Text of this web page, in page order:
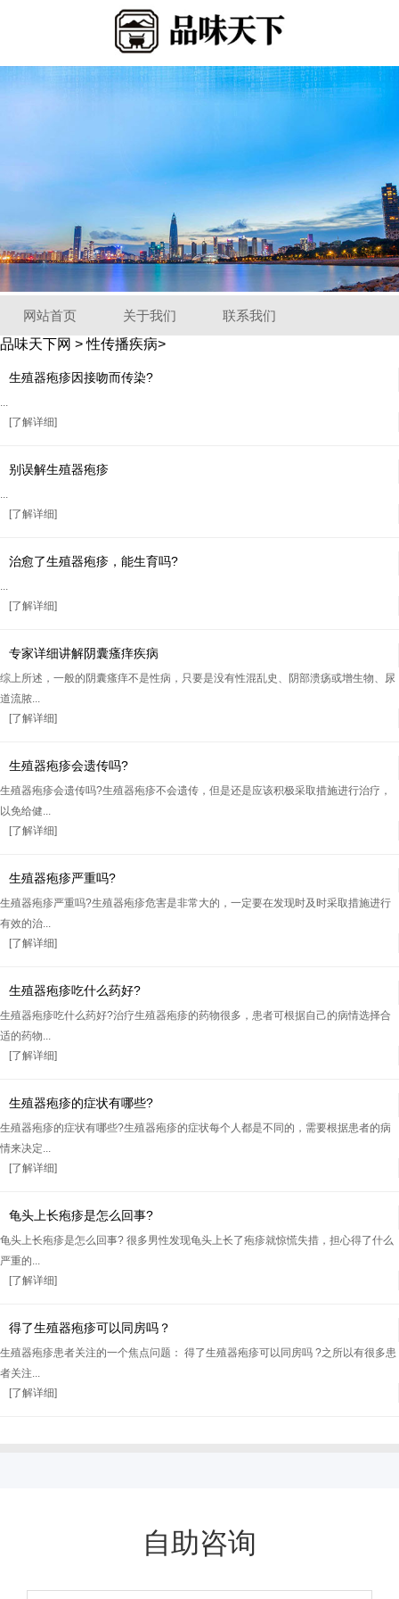
网站首页 关于我们
联系我们
品味天下网 >性传播疾病>
生殖器疱疹因接吻而传染?
...
[了解详细]
别误解生殖器疱疹
...
[了解详细]
治愈了生殖器疱疹，能生育吗?
...
[了解详细]
专家详细讲解阴囊瘙痒疾病
综上所述，一般的阴囊瘙痒不是性病，只要是没有性混乱史、阴部溃疡或增生物、尿
道流脓...
[了解详细]
生殖器疱疹会遗传吗?
生殖器疱疹会遗传吗?生殖器疱疹不会遗传，但是还是应该积极采取措施进行治疗，
以免给健...
[了解详细]
生殖器疱疹严重吗?
生殖器疱疹严重吗?生殖器疱疹危害是非常大的，一定要在发现时及时采取措施进行
有效的治...
[了解详细]
生殖器疱疹吃什么药好?
生殖器疱疹吃什么药好?治疗生殖器疱疹的药物很多，患者可根据自己的病情选择合
适的药物...
[了解详细]
生殖器疱疹的症状有哪些?
生殖器疱疹的症状有哪些?生殖器疱疹的症状每个人都是不同的，需要根据患者的病
情来决定...
[了解详细]
龟头上长疱疹是怎么回事?
龟头上长疱疹是怎么回事? 很多男性发现龟头上长了疱疹就惊慌失措，担心得了什么
严重的...
[了解详细]
得了生殖器疱疹可以同房吗？
生殖器疱疹患者关注的一个焦点问题： 得了生殖器疱疹可以同房吗 ?之所以有很多患
者关注...
[了解详细]
自助咨询